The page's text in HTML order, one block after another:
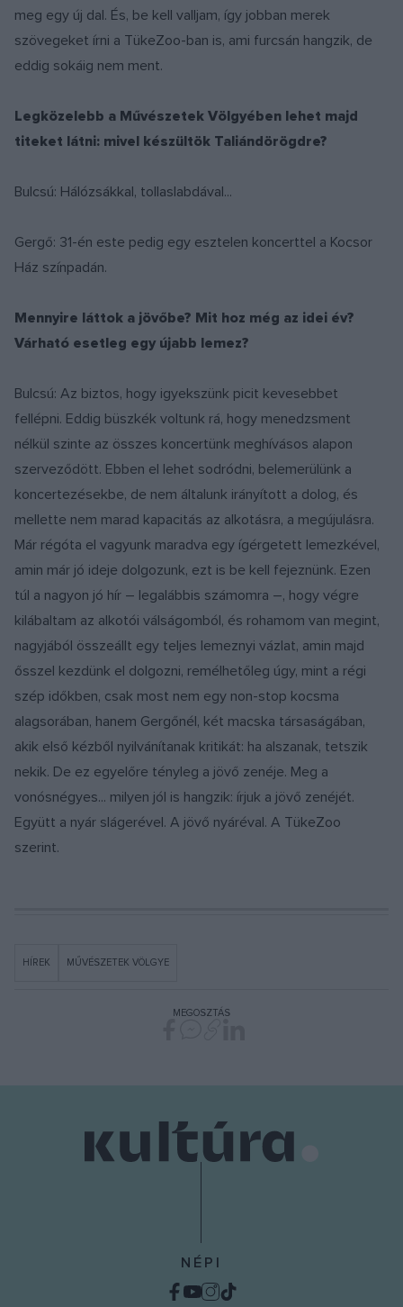
meg egy új dal. És, be kell valljam, így jobban merek
szövegeket írni a TükeZoo-ban is, ami furcsán hangzik, de
eddig sokáig nem ment.
Legközelebb a Művészetek Völgyében lehet majd
titeket látni: mivel készültök Taliándörögdre?
Bulcsú: Hálózsákkal, tollaslabdával...
Gergő: 31-én este pedig egy esztelen koncerttel a Kocsor
Ház színpadán.
Mennyire láttok a jövőbe? Mit hoz még az idei év?
Várható esetleg egy újabb lemez?
Bulcsú: Az biztos, hogy igyekszünk picit kevesebbet
fellépni. Eddig büszkék voltunk rá, hogy menedzsment
nélkül szinte az összes koncertünk meghívásos alapon
szerveződött. Ebben el lehet sodródni, belemerülünk a
koncertezésekbe, de nem általunk irányított a dolog, és
mellette nem marad kapacitás az alkotásra, a megújulásra.
Már régóta el vagyunk maradva egy ígérgetett lemezkével,
amin már jó ideje dolgozunk, ezt is be kell fejeznünk. Ezen
túl a nagyon jó hír – legalábbis számomra –, hogy végre
kilábaltam az alkotói válságomból, és rohamom van megint,
nagyjából összeállt egy teljes lemeznyi vázlat, amin majd
ősszel kezdünk el dolgozni, remélhetőleg úgy, mint a régi
szép időkben, csak most nem egy non-stop kocsma
alagsorában, hanem Gergőnél, két macska társaságában,
akik első kézből nyilvánítanak kritikát: ha alszanak, tetszik
nekik. De ez egyelőre tényleg a jövő zenéje. Meg a
vonósnégyes... milyen jól is hangzik: írjuk a jövő zenéjét.
Együtt a nyár slágerével. A jövő nyáréval. A TükeZoo
szerint.
HÍREK MŰVÉSZETEK VÖLGYE
MEGOSZTÁS
NÉPI